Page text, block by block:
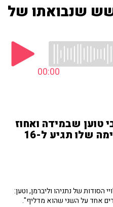
שנבואתו של
00:00
טוען שבמידה ואחוז
ההצבעה יהיה נמוך, הרשימה שלו תגיע ל-16
הסודות של נתניהו וליברמן, וטען:
אחד על השני שהוא מדליף".